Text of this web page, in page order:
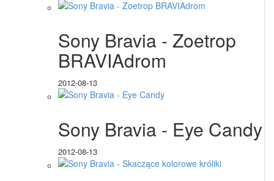
Sony Bravia - Zoetrop
BRAVIAdrom
2012-08-13
Sony Bravia - Eye Candy
2012-08-13